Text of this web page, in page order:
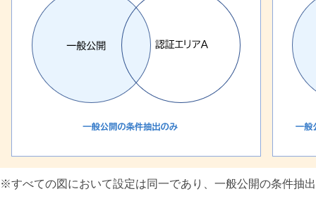
※すべての図において設定は同一であり、一般公開の条件抽